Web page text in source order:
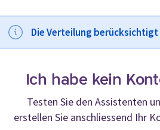
Die Verteilung berücksichtigt
Ich habe kein
Testen Sie den Assistenten
erstellen Sie anschliessend Ihr